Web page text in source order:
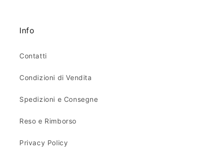
Info
Contatti
Condizioni di Vendita
Spedizioni e Consegne
Reso e Rimborso
Privacy Policy